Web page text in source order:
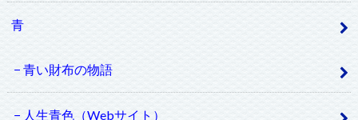
青
青い財布の物語
人生青色（Webサイト）